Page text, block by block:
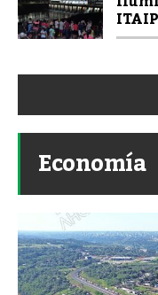
Economía